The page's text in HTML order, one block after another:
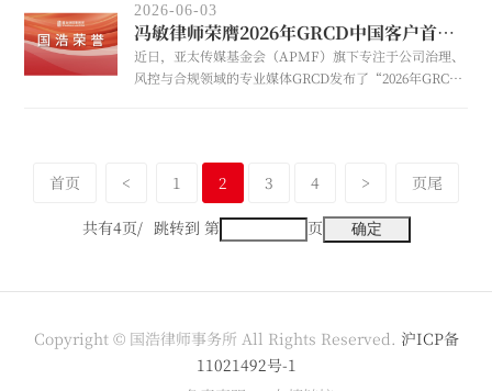
法律研究中心主任、国浩上海合伙人邹菁荣膺2026胡润智
榜·大中华区卓越推荐律师（投资基金与私募股权）“行业
贤达”称号，国浩大连合伙人冯薇、国浩杭州合伙人项山
卫荣膺2026胡润智榜·大中华区卓越推荐律师（投资基金与
2026-06-03
冯敏律师荣膺2026年GRCD中国客户首选汽车、先进制造业与工业律师15强
近日，亚太传媒基金会（APMF）旗下专注于公司治理、
风控与合规领域的专业媒体GRCD发布了“2026年GRCD
首页 < 1 2 3 4 > 页尾
共有4页/ 跳转到 第 页
Copyright © 国浩律师事务所 All Rights Reserved. 沪ICP备
11021492号-1